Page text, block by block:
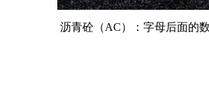
沥青砼（AC）：字母后面的